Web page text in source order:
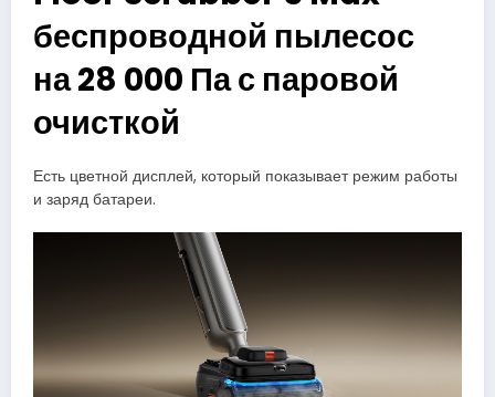
беспроводной пылесос
на 28 000 Па с паровой
очисткой
Есть цветной дисплей, который показывает режим работы
и заряд батареи.